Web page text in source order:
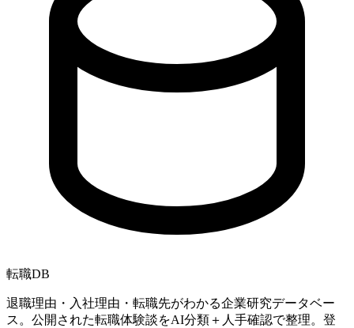
転職DB
退職理由・入社理由・転職先がわかる企業研究データベー
ス。公開された転職体験談をAI分類＋人手確認で整理。登